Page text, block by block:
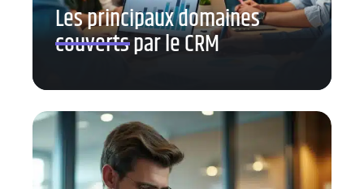
Les principaux domaines
couverts par le CRM